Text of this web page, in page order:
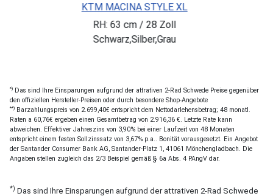
KTM MACINA STYLE XL
RH: 63 cm / 28 Zoll
Schwarz,Silber,Grau
*) Das sind Ihre Einsparungen aufgrund der attrativen 2-Rad Schwede Preise gegenüber
den offiziellen Hersteller-Preisen oder durch besondere Shop-Angebote
**) Barzahlungspreis von 2.699,40€ entspricht dem Nettodarlehensbetrag; 48 monatl.
Raten a 60,76€ ergeben einen Gesamtbetrag von 2.916,36 €. Letzte Rate kann
abweichen. Effektiver Jahreszins von 3,90% bei einer Laufzeit von 48 Monaten
entspricht einem festen Sollzinssatz von 3,67% p.a.. Bonität vorausgesetzt. Ein Angebot
der Santander Consumer Bank AG, Santander-Platz 1, 41061 Mönchengladbach. Die
Angaben stellen zugleich das 2/3 Beispiel gemäß § 6a Abs. 4 PAngV dar.
*) Das sind Ihre Einsparungen aufgrund der attrativen 2-Rad Schwede